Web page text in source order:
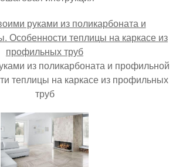
из поликарбоната и профильной
теплицы на каркасе из профильных
труб